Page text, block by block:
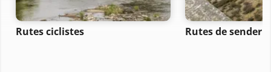
Rutes ciclistes Rutes de